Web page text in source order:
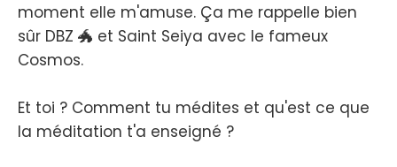
moment elle m'amuse. Ça me rappelle bien
sûr DBZ 🐲 et Saint Seiya avec le fameux
Cosmos.
Et toi ? Comment tu médites et qu'est ce que
la méditation t'a enseigné ?